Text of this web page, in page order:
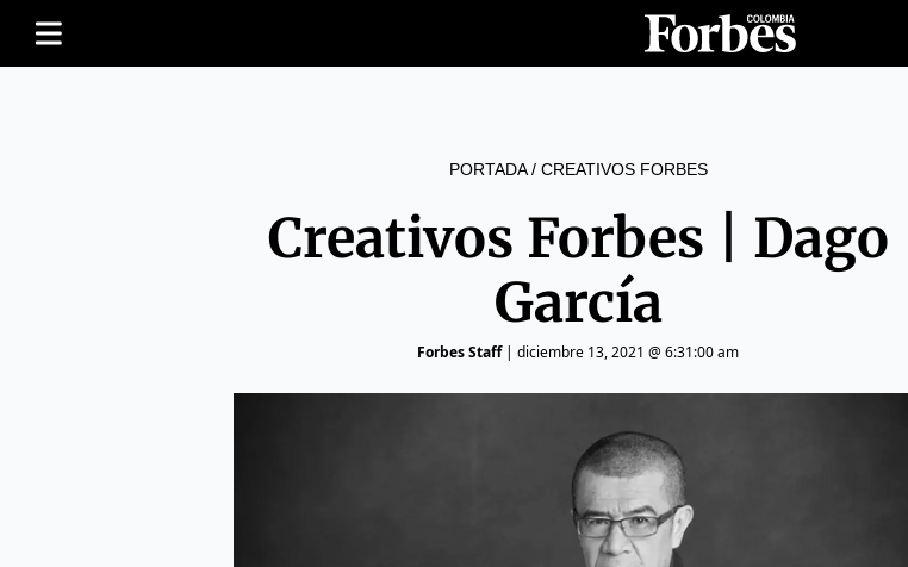
PORTADA/ CREATIVOS FORBES
Creativos Forbes | Dago
García
Forbes Staff| diciembre 13, 2021 @ 6:31:00 am